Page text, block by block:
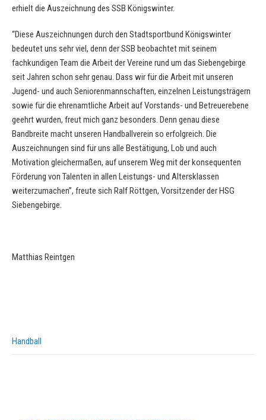
erhielt die Auszeichnung des SSB Königswinter.
“Diese Auszeichnungen durch den Stadtsportbund Königswinter
bedeutet uns sehr viel, denn der SSB beobachtet mit seinem
fachkundigen Team die Arbeit der Vereine rund um das Siebengebirge
seit Jahren schon sehr genau. Dass wir für die Arbeit mit unseren
Jugend- und auch Seniorenmannschaften, einzelnen Leistungsträgern
sowie für die ehrenamtliche Arbeit auf Vorstands- und Betreuerebene
geehrt wurden, freut mich ganz besonders. Denn genau diese
Bandbreite macht unseren Handballverein so erfolgreich. Die
Auszeichnungen sind für uns alle Bestätigung, Lob und auch
Motivation gleichermaßen, auf unserem Weg mit der konsequenten
Förderung von Talenten in allen Leistungs- und Altersklassen
weiterzumachen”, freute sich Ralf Röttgen, Vorsitzender der HSG
Siebengebirge.
Matthias Reintgen
Handball
Post